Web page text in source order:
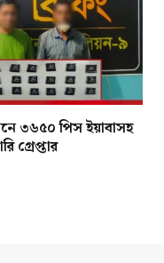
৩৬৫০ পিস ইয়াবাসহ
গ্রেপ্তার